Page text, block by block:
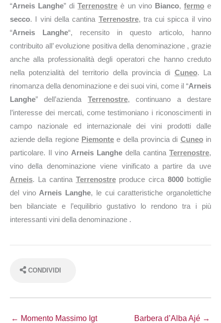
“Arneis Langhe” diTerrenostre è un vino Bianco, fermoe
secco. I vini della cantina Terrenostre, tra cui spicca il vino
“Arneis Langhe“, recensito in questo articolo, hanno
contribuito all’ evoluzione positiva della denominazione , grazie
anche alla professionalità degli operatori che hanno creduto
nella potenzialità del territorio della provincia di Cuneo. La
rinomanza della denominazione e dei suoi vini, come il “Arneis
Langhe” dell’azienda Terrenostre, continuano a destare
l’interesse dei mercati, come testimoniano i riconoscimenti in
campo nazionale ed internazionale dei vini prodotti dalle
aziende della regione Piemonte e della provincia di Cuneoin
particolare. Il vino Arneis Langhe della cantina Terrenostre,
vino della denominazione viene vinificato a partire da uve
Arneis. La cantina Terrenostreproduce circa8000 bottiglie
del vino Arneis Langhe, le cui caratteristiche organolettiche
ben bilanciate e l’equilibrio gustativo lo rendono tra i più
interessanti vini della denominazione .
CONDIVIDI
← Momento Massimo Igt Barbera d’Alba Ajé →